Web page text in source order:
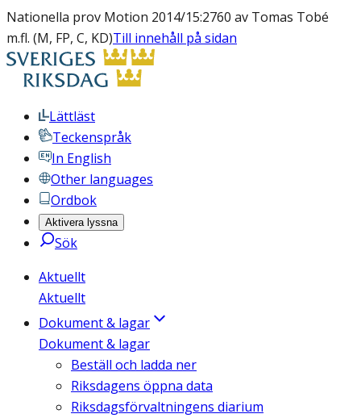
Nationella prov Motion 2014/15:2760 av Tomas Tobé
m.fl. (M, FP, C, KD)Till innehåll på sidan
Lättläst
Teckenspråk
In English
Other languages
Ordbok
Aktivera lyssna
Sök
Aktuellt
Aktuellt
Dokument & lagar
Dokument & lagar
Beställ och ladda ner
Riksdagens öppna data
Riksdagsförvaltningens diarium